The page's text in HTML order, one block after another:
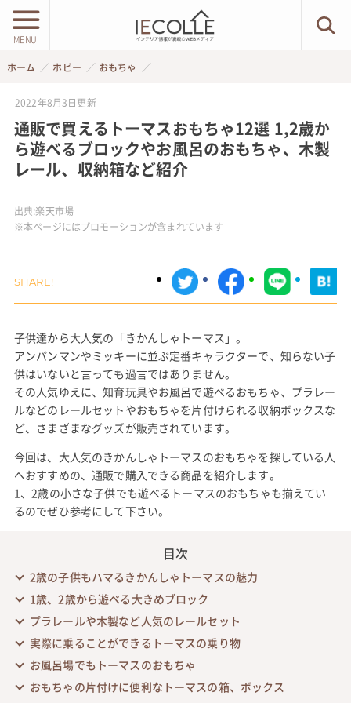
MENU
ホーム ホビー おもちゃ
2022年8月3日更新
通販で買えるトーマスおもちゃ12選 1,2歳か
ら遊べるブロックやお風呂のおもちゃ、木製
レール、収納箱など紹介
出典:楽天市場
※本ページにはプロモーションが含まれています
子供達から大人気の「きかんしゃトーマス」。
アンパンマンやミッキーに並ぶ定番キャラクターで、知らない子
供はいないと言っても過言ではありません。
その人気ゆえに、知育玩具やお風呂で遊べるおもちゃ、プラレー
ルなどのレールセットやおもちゃを片付けられる収納ボックスな
ど、さまざまなグッズが販売されています。
今回は、大人気のきかんしゃトーマスのおもちゃを探している人
へおすすめの、通販で購入できる商品を紹介します。
1、2歳の小さな子供でも遊べるトーマスのおもちゃも揃えてい
るのでぜひ参考にして下さい。
目次
2歳の子供もハマるきかんしゃトーマスの魅力
1歳、2歳から遊べる大きめブロック
プラレールや木製など人気のレールセット
実際に乗ることができるトーマスの乗り物
お風呂場でもトーマスのおもちゃ
おもちゃの片付けに便利なトーマスの箱、ボックス